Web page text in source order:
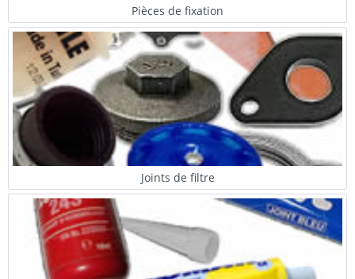
Pièces de fixation
Joints de filtre